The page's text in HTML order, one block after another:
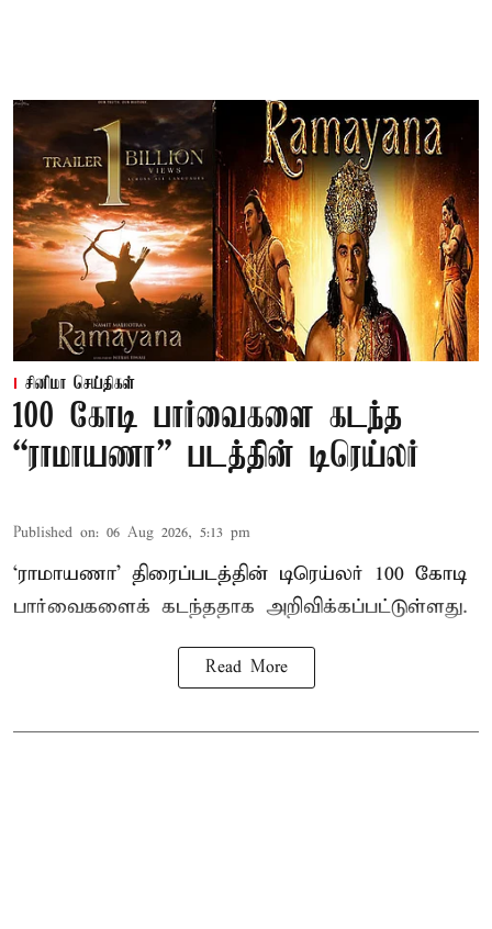
சினிமா செய்திகள்
100 கோடி பார்வைகளை கடந்த
“ராமாயணா” படத்தின் டிரெய்லர்
Published on: 06 Aug 2026, 5:13 pm
‘ராமாயணா’ திரைப்படத்தின் டிரெய்லர் 100 கோடி
பார்வைகளைக் கடந்ததாக அறிவிக்கப்பட்டுள்ளது.
Read More